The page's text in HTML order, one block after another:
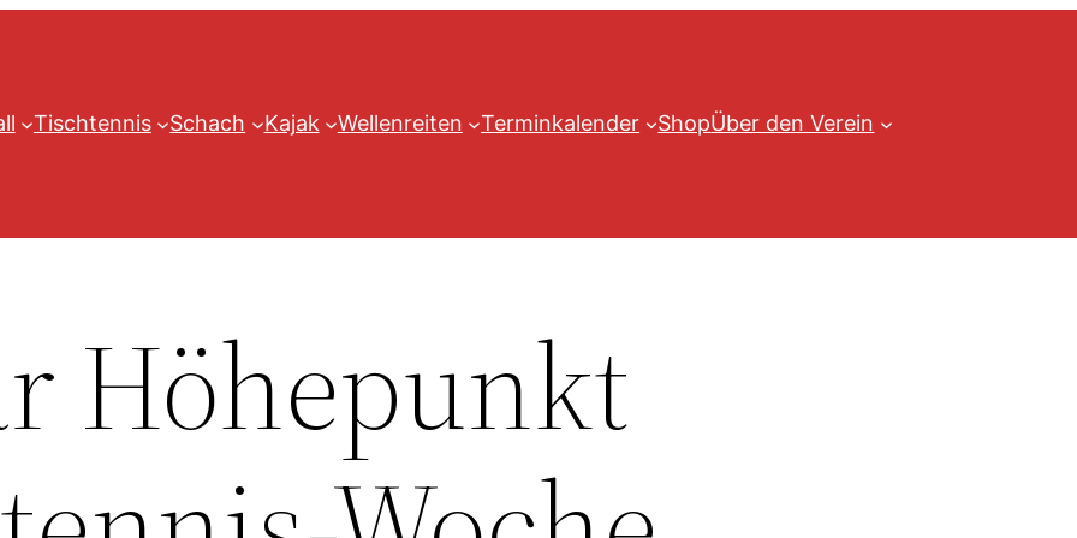
Tischtennis Schach Kajak Wellenreiten Terminkalender ShopÜber den Verein
Höhepunkt